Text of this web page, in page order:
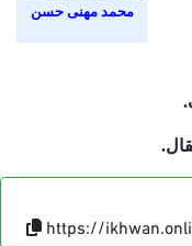
محمد مهنى حسن
https://